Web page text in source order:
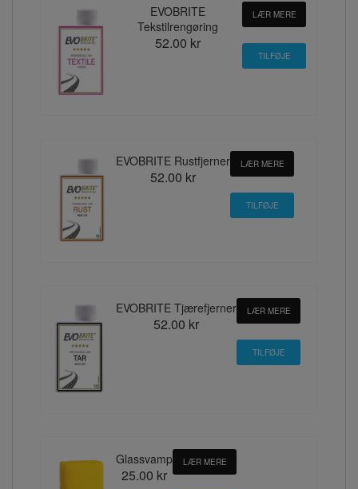
EVOBRITE
Tekstilrengøring
52.00 kr
LÆR MERE
EVOBRITE Rustfjerner
52.00 kr
LÆR MERE
EVOBRITE Tjærefjerner
52.00 kr
LÆR MERE
Glassvamp
25.00 kr
LÆR MERE